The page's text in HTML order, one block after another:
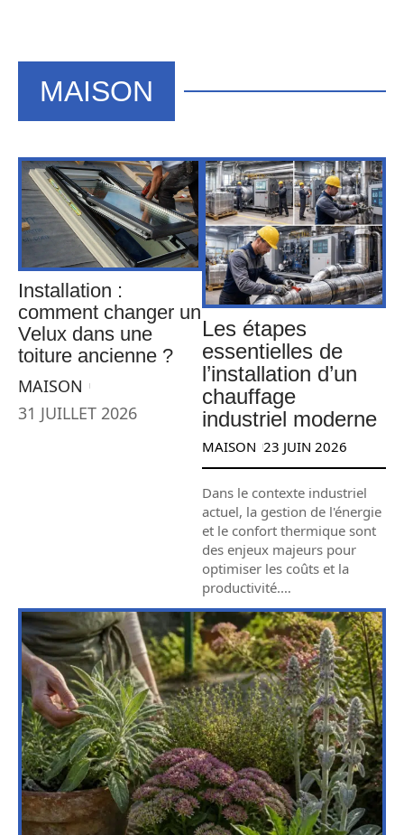
MAISON
Installation :
comment changer un
Velux dans une
toiture ancienne ?
MAISON
31 JUILLET 2026
Les étapes
essentielles de
l’installation d’un
chauffage
industriel moderne
MAISON 23 JUIN 2026
Dans le contexte industriel
actuel, la gestion de l'énergie
et le confort thermique sont
des enjeux majeurs pour
optimiser les coûts et la
productivité.…